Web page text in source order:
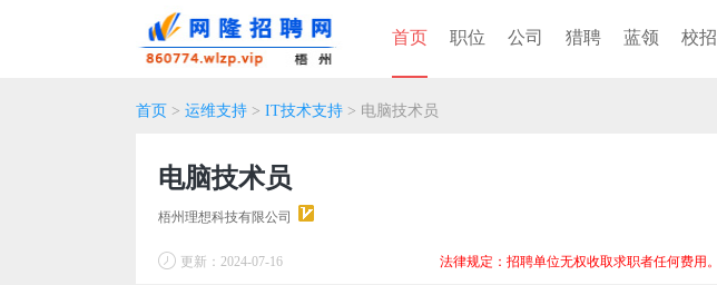
首页 职位 公司 猎聘 蓝领 校招
首页 > 运维支持 > IT技术支持 > 电脑技术员
电脑技术员
梧州理想科技有限公司
更新：2024-07-16 法律规定：招聘单位无权收取求职者任何费用。